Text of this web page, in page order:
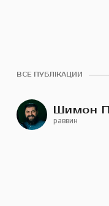
ВСЕ ПУБЛІКАЦИИ
Шимон
раввин